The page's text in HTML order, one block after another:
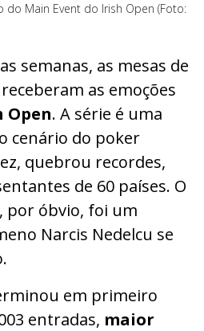
do Main Event do Irish Open (Foto:
semanas, as mesas de
as emoções
Open. A série é uma
cenário do poker
quebrou recordes,
de 60 países. O
por óbvio, foi um
Narcis Nedelcu se
em primeiro
entradas, maior